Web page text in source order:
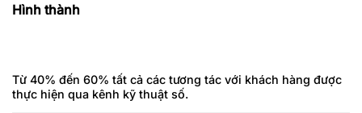
Hình thành
Từ 40% đến 60% tất cả các tương tác với khách hàng được
thực hiện qua kênh kỹ thuật số.